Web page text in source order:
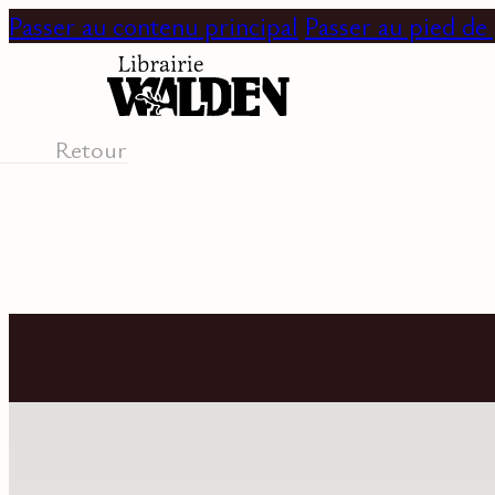
Passer au contenu principal Passer au pied de
Retour